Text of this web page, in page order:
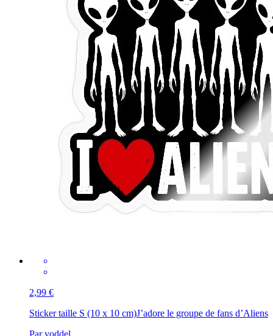
2,99 €
Sticker taille S (10 x 10 cm)J’adore le groupe de fans d’Aliens
Par yoddel